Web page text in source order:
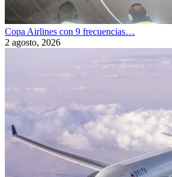
Copa Airlines con 9 frecuencias…
2 agosto, 2026